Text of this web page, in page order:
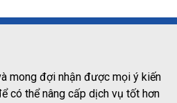
mong đợi nhận được mọi ý kiến
có thể nâng cấp dịch vụ tốt hơn